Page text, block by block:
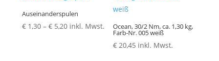
Auseinanderspulen
€1,30 – €5,20Preisspanne:
inkl. Mwst. Ocean, 30/2 Nm, ca. 1,30 kg,
Farb-Nr. 005 weiß
€ 20,45 inkl. Mwst.